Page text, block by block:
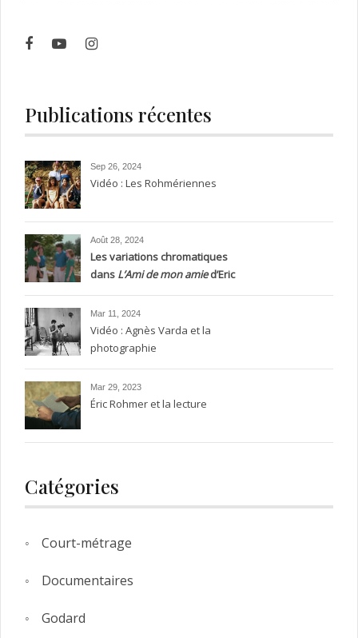
Publications récentes
Sep 26, 2024
Vidéo : Les Rohmériennes
Août 28, 2024
Les variations chromatiques
dans L’Ami de mon amied’Eric
Rohmer, entre silence et
transparence.
Mar 11, 2024
Vidéo : Agnès Varda et la
photographie
Mar 29, 2023
Éric Rohmer et la lecture
Catégories
Court-métrage
Documentaires
Godard